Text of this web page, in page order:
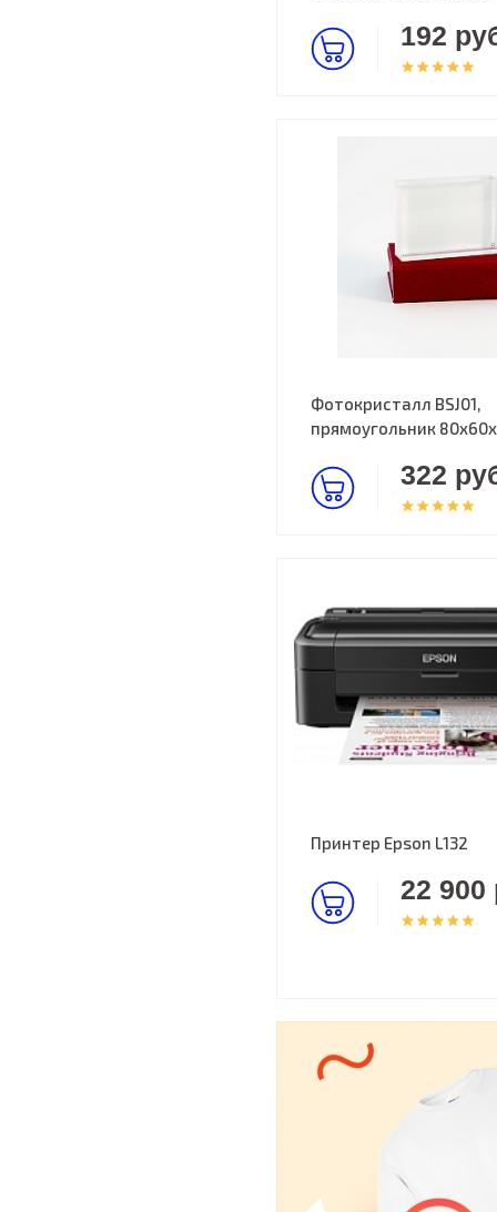
192
Фотокристалл BSJ01,
прямоугольник
322
Принтер Epson L132
22 900